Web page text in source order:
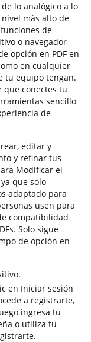
lo analógico a lo
más alto de
de
o navegador
opción en PDF en
en cualquier
tu equipo tengan.
que conectes tu
sencillo
de
editar y
y refinar tus
Modificar el
que solo
adaptado para
usen para
compatibilidad
Solo sigue
de opción en
en Iniciar sesión
a registrarte,
ingresa tu
o utiliza tu